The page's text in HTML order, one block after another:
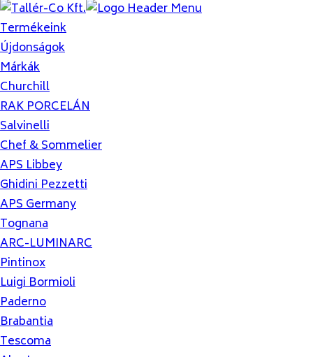
Termékeink
Újdonságok
Márkák
Churchill
RAK PORCELÁN
Salvinelli
Chef & Sommelier
APS Libbey
Ghidini Pezzetti
APS Germany
Tognana
ARC-LUMINARC
Pintinox
Luigi Bormioli
Paderno
Brabantia
Tescoma